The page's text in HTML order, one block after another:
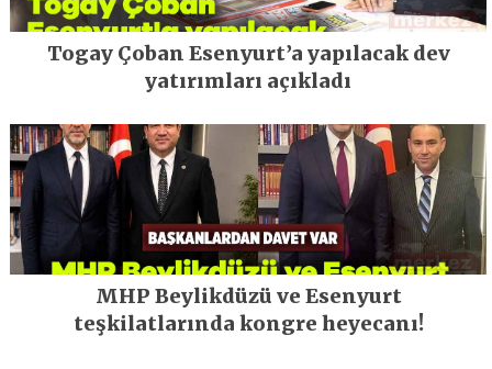
Togay Çoban Esenyurt’a yapılacak dev
yatırımları açıkladı
MHP Beylikdüzü ve Esenyurt
teşkilatlarında kongre heyecanı!